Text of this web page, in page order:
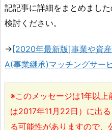
記記事に詳細をまとめまし
検討ください。
→ [2020年最新版]事業や資
A(事業継承)マッチングサー
※このメッセージは1年以
は2017年11月22日）に出
る可能性がありますので